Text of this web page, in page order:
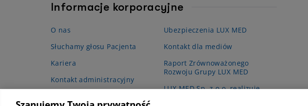
Informacje korporacyjne
O nas
Słuchamy głosu Pacjenta
Kariera
Kontakt administracyjny
Ubezpieczenia LUX MED
Kontakt dla mediów
Raport Zrównoważonego
Rozwoju Grupy LUX MED
LUX MED Sp. z o.o. realizuje